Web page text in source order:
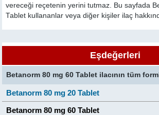
vereceği reçetenin yerini tutmaz. Bu sayfada
Tablet kullananlar veya diğer kişiler ilaç
Eşdeğerleri
Betanorm 80 mg 60 Tablet ilacının tüm
Betanorm 80 mg 20 Tablet
Betanorm 80 mg 60 Tablet